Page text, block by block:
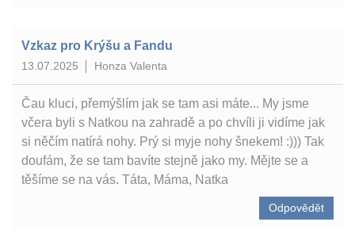
Vzkaz pro Krýšu a Fandu
13.07.2025 Honza Valenta
Čau kluci, přemýšlím jak se tam asi máte... My jsme
včera byli s Natkou na zahradě a po chvíli ji vidíme jak
si něčím natírá nohy. Prý si myje nohy šnekem! :))) Tak
doufám, že se tam bavíte stejně jako my. Mějte se a
těšíme se na vás. Táta, Máma, Natka
Odpovědět